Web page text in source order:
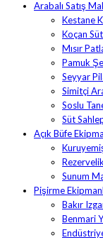
Arabalı Satış
Kestane
Koçan
Mısır
Pamuk
Seyyar
Simitçi
Soslu
Süt
Açık Büfe
Sunum
Pişirme
Bakır
Benmari